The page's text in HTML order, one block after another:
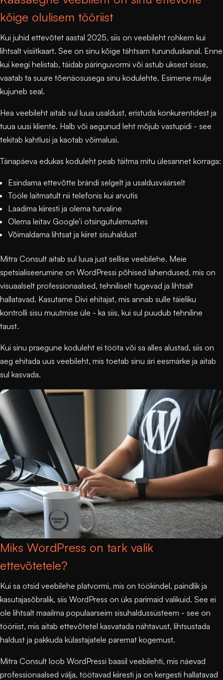
kõige olulisem tööriist
Kui juhid ettevõtet aastal 2025, siis on veebileht rohkem kui
lihtsalt visiitkaart. See on sinu kõige tähtsam turunduskanal. Enne
kui keegi helistab, täidab päringuvormi või astub uksest sisse,
vaatab ta suure tõenäosusega sinu kodulehte. Esimene mulje
kujuneb seal.
Hea veebileht aitab sul luua usaldust, eristuda konkurentidest ja
tuua uusi kliente. Halb või aegunud leht mõjub vastupidi - see
tekitab kahtlusi ja kaotab võimalusi.
Tänapäeva edukas koduleht peab täitma mitu ülesannet korraga:
Esindama ettevõtte brändi selgelt ja usaldusväärselt
Tööle laitmatult nii telefonis kui arvutis
Laadima kiiresti ja olema turvaline
Olema leitav Google’i otsingutulemustes
Võimaldama lihtsat ja kiiret sisuhaldust
Mitra Consult aitab sul luua just sellise veebilehe. Meie
spetsialiseerumine on WordPressi põhised lahendused, mis on
visuaalselt professionaalsed, tehniliselt tugevad ja lihtsalt
hallatavad. Kasutame Divi ehitajat, mis annab sulle täieliku
kontrolli sisu muutmise üle - ka siis, kui sul puudub tehniline
taust.
Kui sinu praegune koduleht ei tööta või sa alles alustad, siis on
aeg ehitada uus veebileht, mis toetab sinu äri eesmärke ja aitab
sul kasvada.
Miks WordPress on tark valik
ettevõtetele?
Kui sa otsid veebilehe platvormi, mis on töökindel, paindlik ja
kasutajasõbralik, siis WordPress on üks parimaid valikuid. See ei
ole lihtsalt maailma populaarseim sisuhaldussüsteem - see on
tööriist, mis aitab ettevõtetel kasvatada nähtavust, lihtsustada
haldust ja pakkuda külastajatele paremat kogemust.
Mitra Consult loob WordPressi baasil veebilehti, mis näevad
professionaalsed välja, töötavad kiiresti ja on kergesti hallatavad